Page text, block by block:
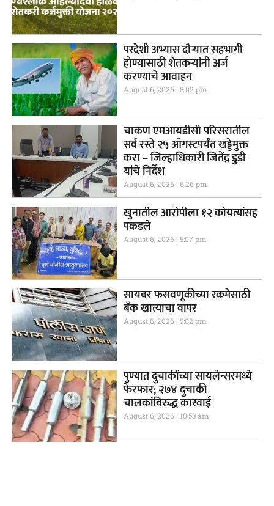
परदेशी अभ्यास दौऱ्यात सहभागी
होण्यासाठी शेतकऱ्यांनी अर्ज
करण्याचे आवाहन
August 6, 2026 8:02 pm
चाकण एमआयडीसी परिसरातील
सर्व रस्ते २५ ऑगस्टपर्यंत खड्डेमुक्त
करा – जिल्हाधिकारी जितेंद्र डुडी
यांचे निर्देश
August 6, 2026 6:26 pm
खुनातील आरोपीला १२ कोयत्यांसह
पकडले
August 6, 2026 5:07 pm
सायबर फसवणूकीच्या रकमेसाठी
बँक खात्याचा वापर
August 6, 2026 5:02 pm
पुण्यात दुचाकींच्या सायलेन्सरमध्ये
फेरफार; २७४ दुचाकी
चालकांविरुद्ध कारवाई
August 6, 2026 10:53 am